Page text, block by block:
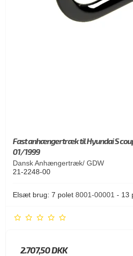
Fast anhængertræk til Hyundai S
01/1999
Dansk Anhængertræk/ GDW
21-2248-00
Elsæt brug: 7 polet 8001-00001 - 13
2.707,50 DKK